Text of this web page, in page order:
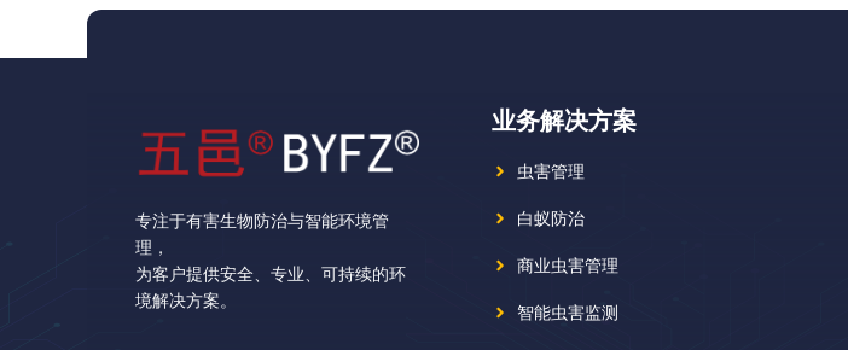
专注于有害生物防治与智能环境管
理，
为客户提供安全、专业、可持续的环
境解决方案。
业务解决方案
虫害管理
白蚁防治
商业虫害管理
智能虫害监测